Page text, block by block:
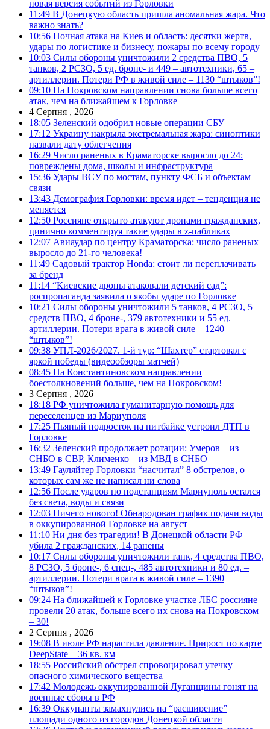
новая версия событий из Горловки
11:49 В Донецкую область пришла аномальная жара. Что
важно знать?
10:56 Ночная атака на Киев и область: десятки жертв,
удары по логистике и бизнесу, пожары по всему городу
10:03 Силы обороны уничтожили 2 средства ПВО, 5
танков, 2 РСЗО, 5 ед. броне- и 449 – автотехники, 65 –
артиллерии. Потери РФ в живой силе – 1130 “штыков”!
09:10 На Покровском направлении снова больше всего
атак, чем на ближайшем к Горловке
4 Серпня , 2026
18:05 Зеленский одобрил новые операции СБУ
17:12 Украину накрыла экстремальная жара: синоптики
назвали дату облегчения
16:29 Число раненых в Краматорске выросло до 24:
повреждены дома, школы и инфраструктура
15:36 Удары ВСУ по мостам, пункту ФСБ и объектам
связи
13:43 Демография Горловки: время идет – тенденция не
меняется
12:50 Россияне открыто атакуют дронами гражданских,
цинично комментируя такие удары в z-пабликах
12:07 Авиаудар по центру Краматорска: число раненых
выросло до 21-го человека!
11:49 Садовый трактор Honda: стоит ли переплачивать
за бренд
11:14 “Киевские дроны атаковали детский сад”:
роспропаганда заявила о якобы ударе по Горловке
10:21 Силы обороны уничтожили 5 танков, 4 РСЗО, 5
средств ПВО, 4 броне-, 379 автотехники и 55 ед. –
артиллерии. Потери врага в живой силе – 1240
“штыков”!
09:38 УПЛ-2026/2027. 1-й тур: “Шахтер” стартовал с
яркой победы (видеообзоры матчей)
08:45 На Константиновском направлении
боестолкновений больше, чем на Покровском!
3 Серпня , 2026
18:18 РФ уничтожила гуманитарную помощь для
переселенцев из Мариуполя
17:25 Пьяный подросток на питбайке устроил ДТП в
Горловке
16:32 Зеленский продолжает ротации: Умеров – из
СНБО в СВР, Клименко – из МВД в СНБО
13:49 Гауляйтер Горловки “насчитал” 8 обстрелов, о
которых сам же не написал ни слова
12:56 После ударов по подстанциям Мариуполь остался
без света, воды и связи
12:03 Ничего нового! Обнародован график подачи воды
в оккупированной Горловке на август
11:10 Ни дня без трагедии! В Донецкой области РФ
убила 2 гражданских, 14 ранены
10:17 Силы обороны уничтожили танк, 4 средства ПВО,
8 РСЗО, 5 броне-, 6 спец-, 485 автотехники и 80 ед. –
артиллерии. Потери врага в живой силе – 1390
“штыков”!
09:24 На ближайшей к Горловке участке ЛБС россияне
провели 20 атак, больше всего их снова на Покровском
– 30!
2 Серпня , 2026
19:08 В июле РФ нарастила давление. Прирост по карте
DeepState – 36 кв. км
18:55 Российский обстрел спровоцировал утечку
опасного химического вещества
17:42 Молодежь оккупированной Луганщины гонят на
военные сборы в РФ
16:39 Оккупанты замахнулись на “расширение”
площади одного из городов Донецкой области